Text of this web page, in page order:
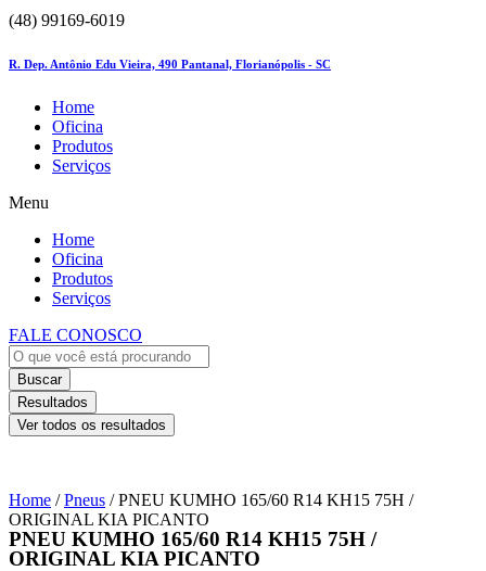
(48) 99169-6019
R. Dep. Antônio Edu Vieira, 490 Pantanal, Florianópolis - SC
Home
Oficina
Produtos
Serviços
Menu
Home
Oficina
Produtos
Serviços
FALE CONOSCO
Buscar
Resultados
Ver todos os resultados
Home /Pneus / PNEU KUMHO 165/60 R14 KH15 75H /
ORIGINAL KIA PICANTO
PNEU KUMHO 165/60 R14 KH15 75H /
ORIGINAL KIA PICANTO